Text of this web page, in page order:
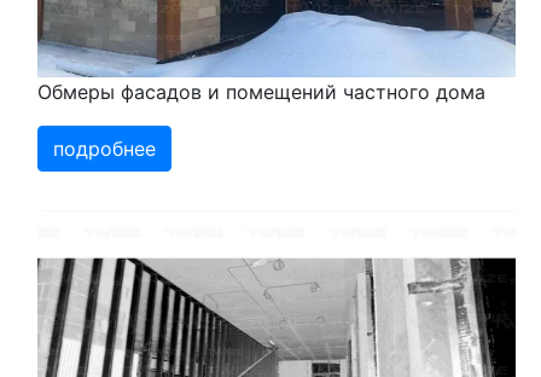
Обмеры фасадов и помещений частного дома
подробнее